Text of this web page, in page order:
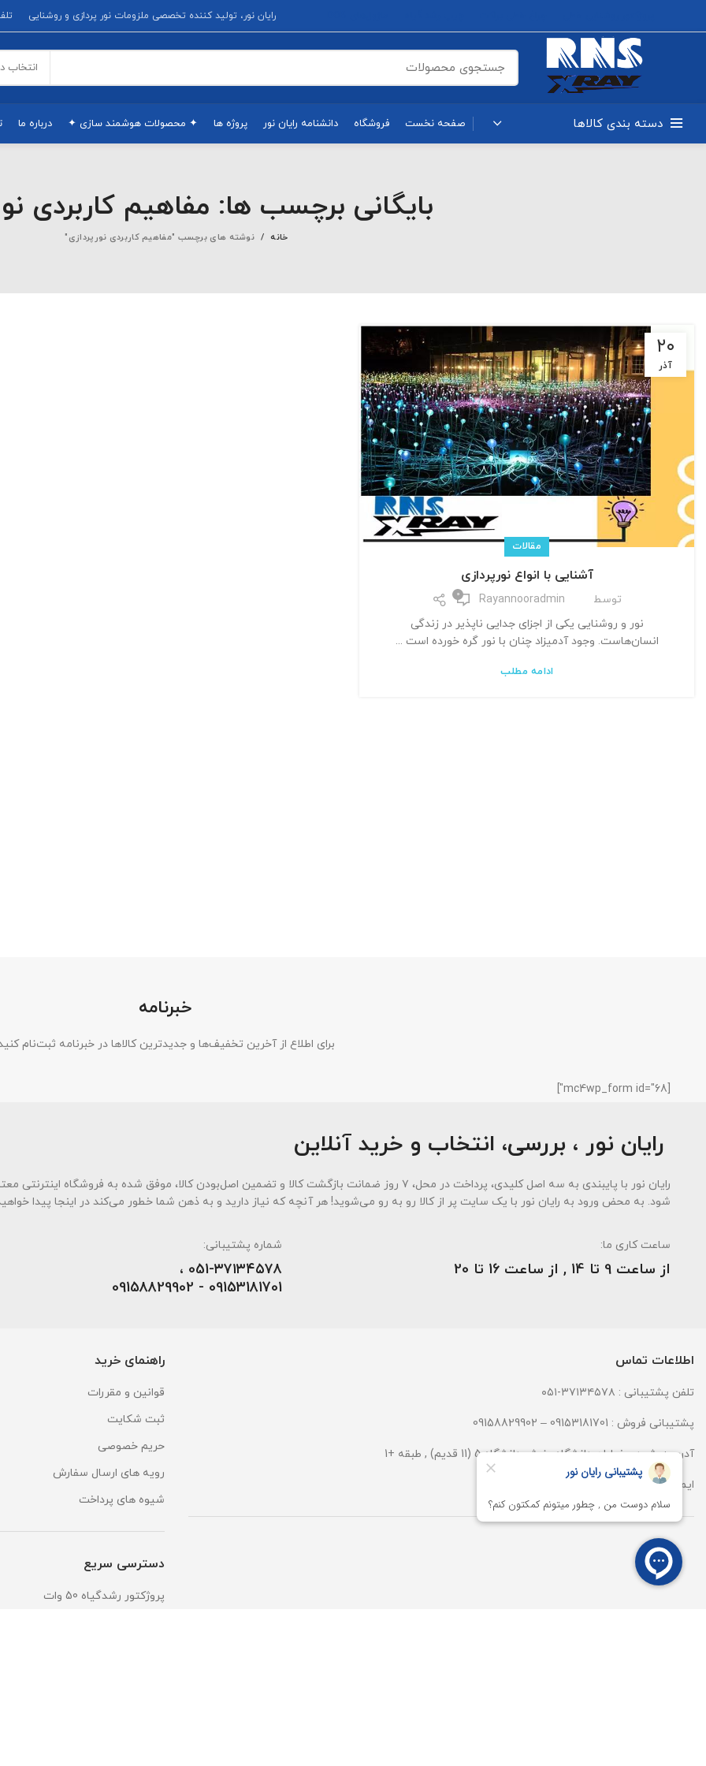
رایان نور، تولید کننده تخصصی ملزومات نور پردازی و روشنایی تلفن
انتخاب
دسته بندی کالاها صفحه نخست فروشگاه دانشنامه رایان نور پروژه ها ✦ محصولات هوشمند سازی ✦ درباره ما
بایگانی برچسب ها: مفاهیم کاربردی
خانه نوشته های برچسب "مفاهیم کاربردی نورپردازی"
۲۰
آذر
مقالات
آشنایی با انواع نورپردازی
توسط Rayannooradmin
0
نور و روشنایی یکی از اجزای جدایی ناپذیر در زندگی
انسان‌هاست. وجود آدمیزاد چنان با نور گره خورده است ...
ادامه مطلب
خبرنامه
برای اطلاع از آخرین تخفیف‌ها و جدیدترین کالاها در خبرنامه ثبت‌نام
رایان نور ، بررسی، انتخاب و خرید آنلاین
رایان نور با پایبندی به سه اصل کلیدی، پرداخت در محل، ۷ روز ضمانت بازگشت کالا و تضمین اصل‌بودن کالا، موفق شده به فروشگاه
شود. به محض ورود به رایان نور با یک سایت پر از کالا رو به رو می‌شوید! هر آنچه که نیاز دارید و به ذهن شما خطور می‌کند در اینجا پیدا
شماره پشتیبانی:
051-۳۷۱۳۴۵۷۸ ،
09153181701 - 09158829902
ساعت کاری ما:
از ساعت 9 تا 14 , از ساعت 16 تا 20
اطلاعات تماس
تلفن پشتیبانی : ۳۷۱۳۴۵۷۸-۰۵۱
پشتیبانی فروش : 09153181701 – 09158829902
آدرس:مشهد ، خیابان دانشگاه , نبش دانشگاه 5 (11 قدیم) , طبقه +1
ایمیل:info@rayannoor.com
راهنمای خرید
قوانین و مقررات
ثبت شکایت
حریم خصوصی
رویه های ارسال سفارش
شیوه های پرداخت
دسترسی سریع
پروژکتور رشدگیاه 50 وات